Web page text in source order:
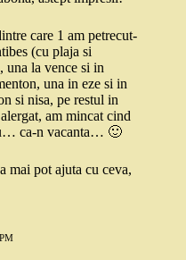
care 1 am petrecut-
(cu plaja si
una la vence si in
una in eze si in
si nisa, pe restul in
am mincat cind
ca-n vacanta… 🙂
mai pot ajuta cu ceva,